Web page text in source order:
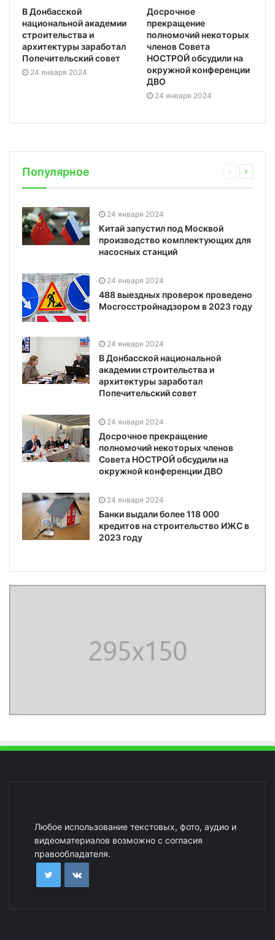
В Донбасской
национальной академии
строительства и
архитектуры заработал
Попечительский совет
24 января 2024
Досрочное
прекращение
полномочий некоторых
членов Совета
НОСТРОЙ обсудили на
окружной конференции
ДВО
24 января 2024
Популярное
24 января 2024
Китай запустил под Москвой
производство комплектующих для
насосных станций
24 января 2024
488 выездных проверок проведено
Мосгосстройнадзором в 2023 году
24 января 2024
В Донбасской национальной
академии строительства и
архитектуры заработал
Попечительский совет
24 января 2024
Досрочное прекращение
полномочий некоторых членов
Совета НОСТРОЙ обсудили на
окружной конференции ДВО
24 января 2024
Банки выдали более 118 000
кредитов на строительство ИЖС в
2023 году
Любое использование текстовых, фото, аудио и
видеоматериалов возможно с согласия
правообладателя.